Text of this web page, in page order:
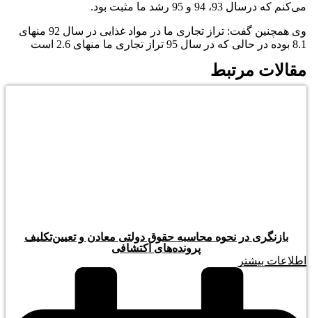
می‌کنم که درسال 93،‌ 94 و 95 رشد ما مثبت بود.
وی همچنین گفت: تراز تجاری ما در مواد غذایی در سال 92 منهای
8.1 بوده در حالی که در سال 95 تراز تجاری ما منهای 2.6 است
مقالات مرتبط
بازنگری در نحوه محاسبه حقوق دولتی معادن و تعیین‌تکلیف
پرونده‌های اکتشافی
اطلاعات بیشتر